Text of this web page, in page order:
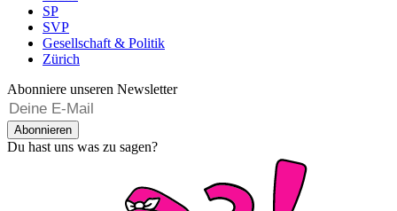
SP
SVP
Gesellschaft & Politik
Zürich
Abonniere unseren Newsletter
Abonnieren
Du hast uns was zu sagen?